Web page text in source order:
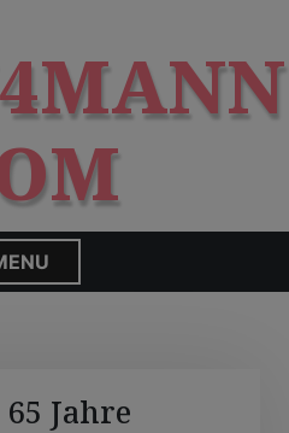
i
p
o
c
n
t
Jahre